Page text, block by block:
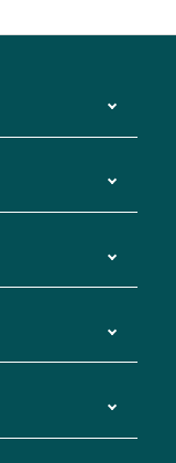
システム